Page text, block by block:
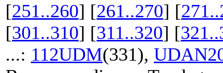
[251..260] [261..270] [
[301..310] [311..320] [
...: 112UDM(331),